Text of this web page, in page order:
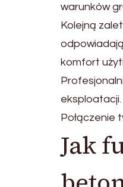
warunków
Kolejną
komfort
Połączenie
Jak